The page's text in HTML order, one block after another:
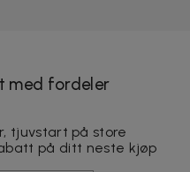
med fordeler
tjuvstart på store
på ditt neste kjøp